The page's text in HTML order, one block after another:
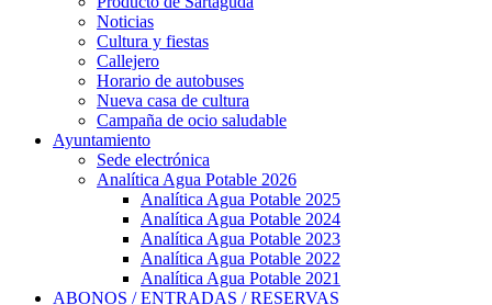
Noticias
Cultura y fiestas
Callejero
Horario de autobuses
Nueva casa de cultura
Campaña de ocio saludable
Ayuntamiento
Sede electrónica
Analítica Agua Potable 2026
Analítica Agua Potable 2025
Analítica Agua Potable 2024
Analítica Agua Potable 2023
Analítica Agua Potable 2022
Analítica Agua Potable 2021
ABONOS / ENTRADAS / RESERVAS